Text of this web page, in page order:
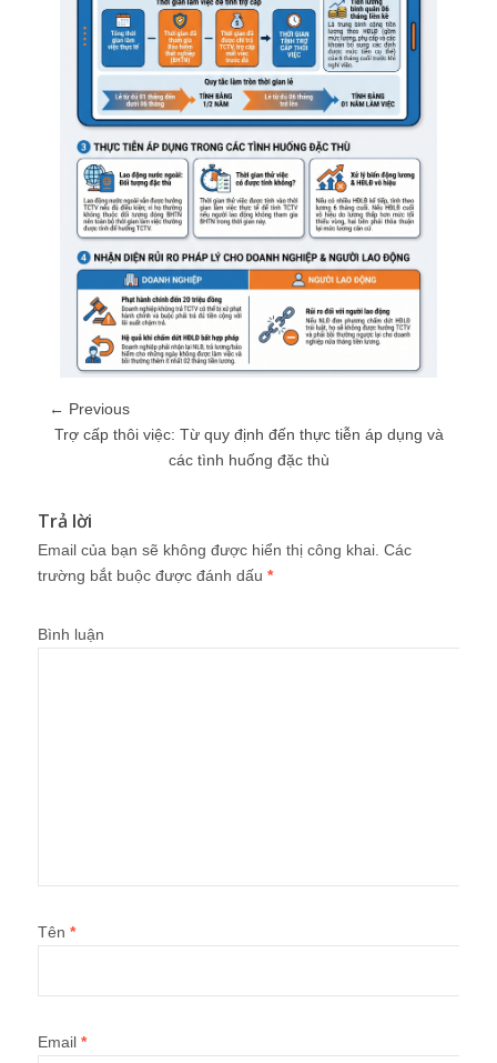
← Previous
Trợ cấp thôi việc: Từ quy định đến thực tiễn áp dụng và
các tình huống đặc thù
Trả lời
Email của bạn sẽ không được hiển thị công khai. Các
trường bắt buộc được đánh dấu *
Bình luận
Tên *
Email *